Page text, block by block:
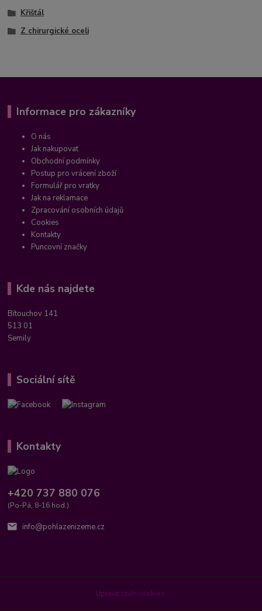
Křišťál
Z chirurgické oceli
Informace pro zákazníky
O nás
Jak nakupovat
Obchodní podmínky
Postup pro vrácení zboží
Formulář pro vratky
Jak na reklamace
Zpracování osobních údajů
Cookies
Kontakty
Puncovní značky
Kde nás najdete
Bítouchov 141
513 01
Semily
Sociální sítě
Kontakty
+420 737 880 076
(Po-Pá, 8-16 hod.)
info@pohlazenizeme.cz
Upravit sběr cookies.